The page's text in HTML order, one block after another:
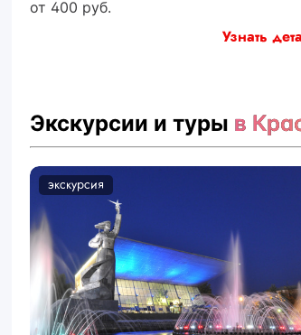
от 400 руб.
Узнать
Экскурсии и туры в
экскурсия